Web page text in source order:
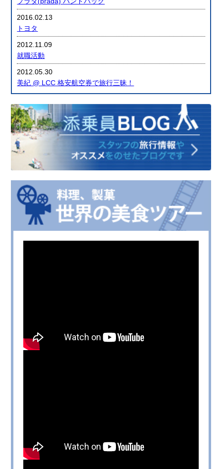
2016.02.13
トヨタ
2012.11.09
就職活動
2012.05.30
美紀 @ LCC 格安航空券で旅行三昧！